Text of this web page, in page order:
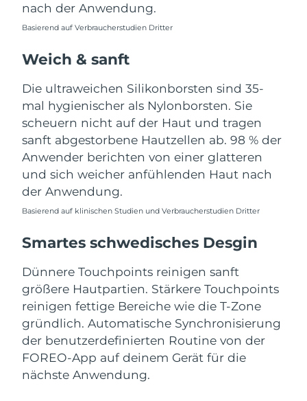
nach der Anwendung.
Basierend auf Verbraucherstudien Dritter
Weich & sanft
Die ultraweichen Silikonborsten sind 35-
mal hygienischer als Nylonborsten. Sie
scheuern nicht auf der Haut und tragen
sanft abgestorbene Hautzellen ab. 98 % der
Anwender berichten von einer glatteren
und sich weicher anfühlenden Haut nach
der Anwendung.
Basierend auf klinischen Studien und Verbraucherstudien Dritter
Smartes schwedisches Desgin
Dünnere Touchpoints reinigen sanft
größere Hautpartien. Stärkere Touchpoints
reinigen fettige Bereiche wie die T-Zone
gründlich. Automatische Synchronisierung
der benutzerdefinierten Routine von der
FOREO-App auf deinem Gerät für die
nächste Anwendung.
Saudi-Arabien
Singapur
Slowakei
Erwartete Lieferung
08/08/2026
Slowenien
Erwartete Lieferung
08/08/2026
Südafrika
Erwartete Lieferung
10/08/2026
Spanien
08/08/2026
Schweden
Erwartete Lieferung
08/08/2026
Schweiz
Erwartete Lieferung
08/08/2026